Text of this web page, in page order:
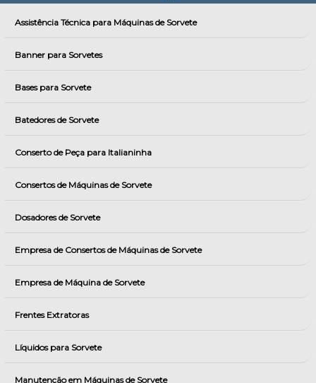
Assistência Técnica para Máquinas de Sorvete
Banner para Sorvetes
Bases para Sorvete
Batedores de Sorvete
Conserto de Peça para Italianinha
Consertos de Máquinas de Sorvete
Dosadores de Sorvete
Empresa de Consertos de Máquinas de Sorvete
Empresa de Máquina de Sorvete
Frentes Extratoras
Líquidos para Sorvete
Manutenção em Máquinas de Sorvete